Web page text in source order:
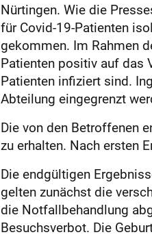
Nürtingen. Wie die
für Covid-19-Patienten
gekommen. Im Rahmen
Patienten positiv auf das
Patienten infiziert sind.
Abteilung eingegrenzt
Die von den Betroffenen
zu erhalten. Nach ersten
Die endgültigen
gelten zunächst die
die Notfallbehandlung
Besuchsverbot. Die